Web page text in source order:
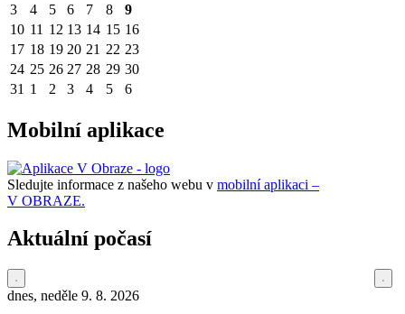
3
4 5 6 7 8
9
10 11 12 13 14 15 16
17 18 19 20 21 22 23
24 25 26 27 28 29 30
31 1 2 3 4 5 6
Mobilní aplikace
Sledujte informace z našeho webu v mobilní aplikaci –
V OBRAZE.
Aktuální počasí
dnes, neděle 9. 8. 2026